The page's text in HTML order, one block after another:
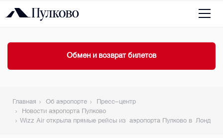
Обмен и возврат билетов
Главная Об аэропорте
Пресс-центр
Новости аэропорта Пулково
Wizz Air открыла прямые рейсы из аэропорта Пулково в Лондон